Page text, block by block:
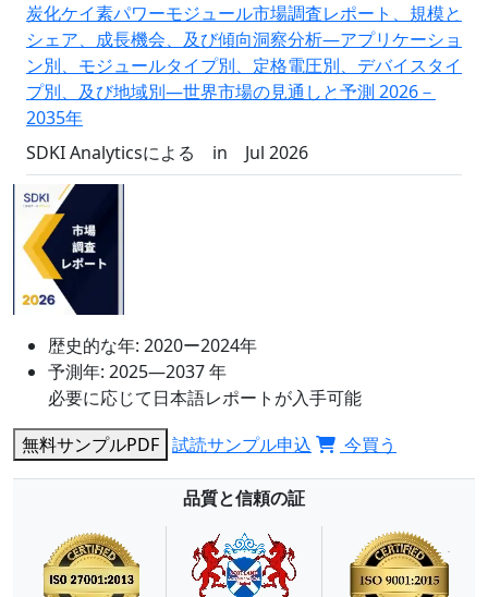
炭化ケイ素パワーモジュール市場調査レポート、規模と
シェア、成長機会、及び傾向洞察分析―アプリケーショ
ン別、モジュールタイプ別、定格電圧別、デバイスタイ
プ別、及び地域別―世界市場の見通しと予測 2026－
2035年
SDKI Analyticsによる
in Jul 2026
歴史的な年: 2020ー2024年
予測年: 2025―2037 年
必要に応じて日本語レポートが入手可能
無料サンプルPDF 試読サンプル申込 今買う
品質と信頼の証